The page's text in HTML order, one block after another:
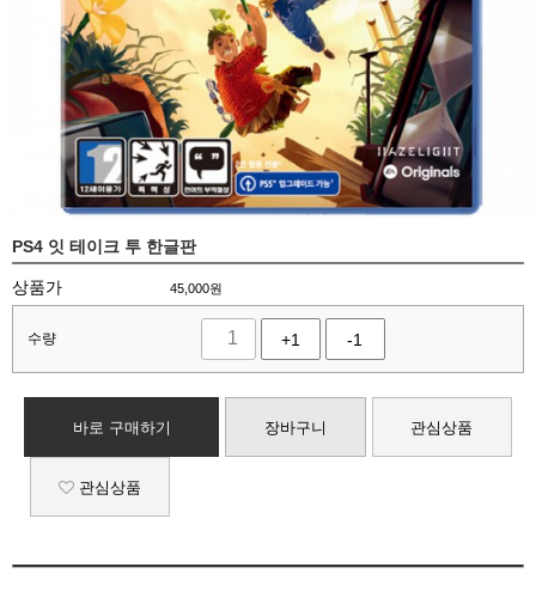
PS4 잇 테이크 투 한글판
상품가 45,000원
수량 +1 -1
바로 구매하기 장바구니 관심상품
관심상품